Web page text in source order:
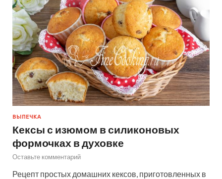
ВЫПЕЧКА
Кексы с изюмом в силиконовых
формочках в духовке
Оставьте комментарий
Рецепт простых домашних кексов, приготовленных в